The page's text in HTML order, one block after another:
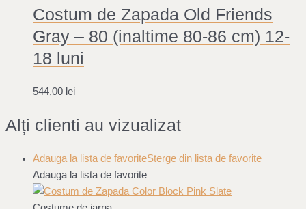
Costum de Zapada Old Friends
Gray – 80 (inaltime 80-86 cm) 12-
18 luni
544,00 lei
Alți clienti au vizualizat
Adauga la lista de favoriteSterge din lista de favorite
Adauga la lista de favorite